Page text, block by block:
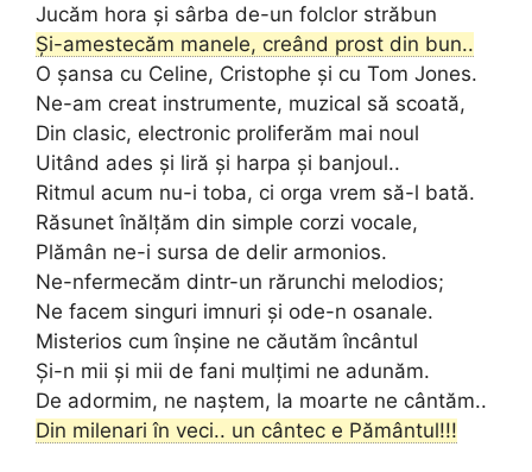
Jucăm hora și sârba de-un folclor străbun
Și-amestecăm manele, creând prost din bun..
O șansa cu Celine, Cristophe și cu Tom Jones.
Ne-am creat instrumente, muzical să scoată,
Din clasic, electronic proliferăm mai noul
Uitând ades și liră și harpa și banjoul..
Ritmul acum nu-i toba, ci orga vrem să-l bată.
Răsunet înălțăm din simple corzi vocale,
Plămân ne-i sursa de delir armonios.
Ne-nfermecăm dintr-un rărunchi melodios;
Ne facem singuri imnuri și ode-n osanale.
Misterios cum înșine ne căutăm încântul
Și-n mii și mii de fani mulțimi ne adunăm.
De adormim, ne naștem, la moarte ne cântăm..
Din milenari în veci.. un cântec e Pământul!!!